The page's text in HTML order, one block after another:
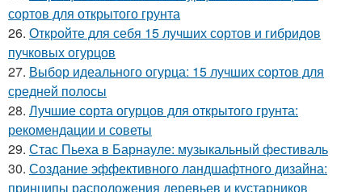
сортов для открытого грунта
26. Откройте для себя 15 лучших сортов и гибридов
пучковых огурцов
27. Выбор идеального огурца: 15 лучших сортов для
средней полосы
28. Лучшие сорта огурцов для открытого грунта:
рекомендации и советы
29. Стас Пьеха в Барнауле: музыкальный фестиваль
30. Создание эффективного ландшафтного дизайна:
принципы расположения деревьев и кустарников